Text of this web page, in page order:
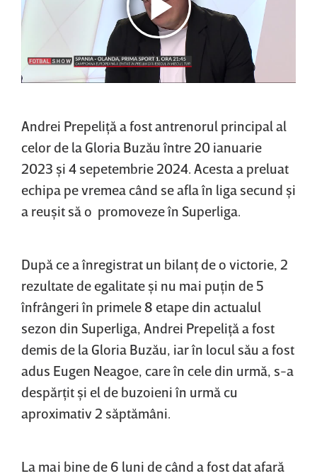
Andrei Prepeliţă a fost antrenorul principal al
celor de la Gloria Buzău între 20 ianuarie
2023 şi 4 sepetembrie 2024. Acesta a preluat
echipa pe vremea când se afla în liga secund şi
a reuşit să o promoveze în Superliga.
După ce a înregistrat un bilanţ de o victorie, 2
rezultate de egalitate şi nu mai puţin de 5
înfrângeri în primele 8 etape din actualul
sezon din Superliga, Andrei Prepeliţă a fost
demis de la Gloria Buzău, iar în locul său a fost
adus Eugen Neagoe, care în cele din urmă, s-a
despărţit şi el de buzoieni în urmă cu
aproximativ 2 săptămâni.
La mai bine de 6 luni de când a fost dat afară